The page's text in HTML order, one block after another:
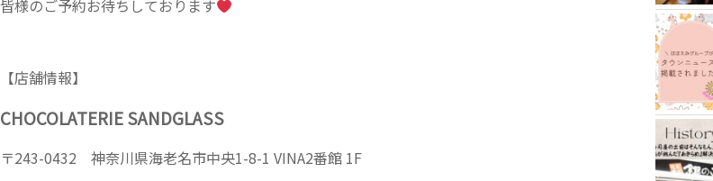
皆様のご予約お待ちしております
【店舗情報】
CHOCOLATERIE SANDGLASS
〒243-0432 神奈川県海老名市中央1-8-1 VINA2番館 1F